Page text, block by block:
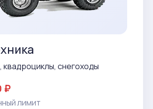
снегоходы
₽
лимит